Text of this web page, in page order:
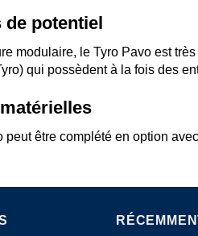
de potentiel
modulaire, le Tyro Pavo est
qui possèdent à la fois des
peut être complété en option